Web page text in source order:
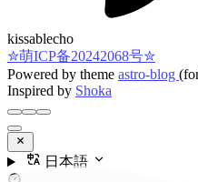
kissablecho
✮萌ICP备20242068号✮
Powered by theme astro-blog
Inspired by Shoka
日本語